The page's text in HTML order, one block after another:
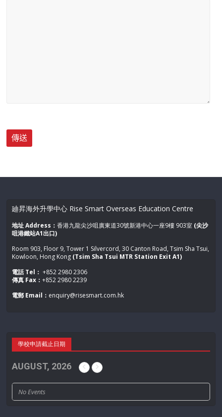
廸昇海外升學中心 Rise Smart Overseas Education Centre
地址 Address：香港九龍尖沙咀廣東道30號新港中心一座9樓 903室 (尖沙
咀港鐵站A1出口)
Room 903, Floor 9, Tower 1 Silvercord, 30 Canton Road, Tsim Sha Tsui,
Kowloon, Hong Kong (Tsim Sha Tsui MTR Station Exit A1)
電話 Tel： +852 2980 2306
傳真 Fax：+852 2980 2239
電郵 Email： enquiry@risesmart.com.hk
學校申請截止日期
AUGUST, 2026
No Events